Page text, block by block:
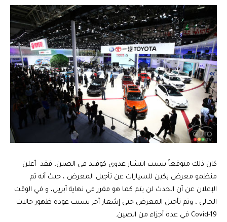
كان ذلك متوقعاً بسبب انتشار عدوى كوفيد في الصين، فقد أعلن
منظمو معرض بكين للسيارات عن تأجيل المعرض ، حيث أنه تم
الإعلان عن أن الحدث لن يتم كما هو مقرر في نهاية أبريل، و في الوقت
الحالي ، وتم تأجيل المعرض حتى إشعار آخر بسبب عودة ظهور حالات
Covid-19 في عدة أجزاء من الصين.